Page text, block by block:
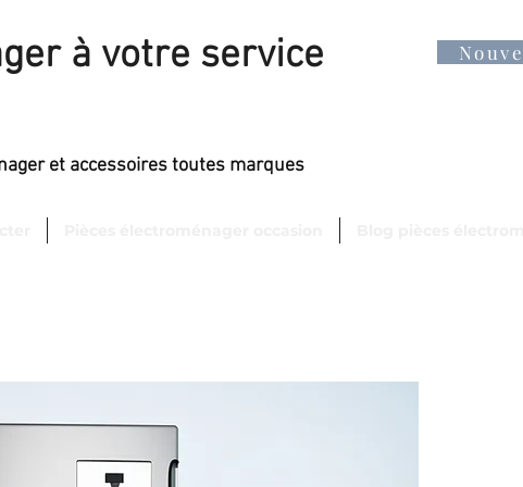
à votre service
et accessoires toutes marques